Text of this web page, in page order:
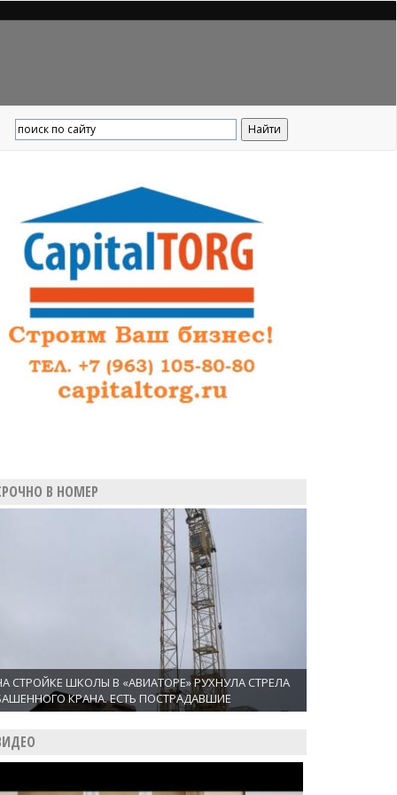
В НОМЕР
СТРОЙКЕ ШКОЛЫ В «АВИАТОРЕ» РУХНУЛА СТРЕЛА
КРАНА. ЕСТЬ ПОСТРАДАВШИЕ